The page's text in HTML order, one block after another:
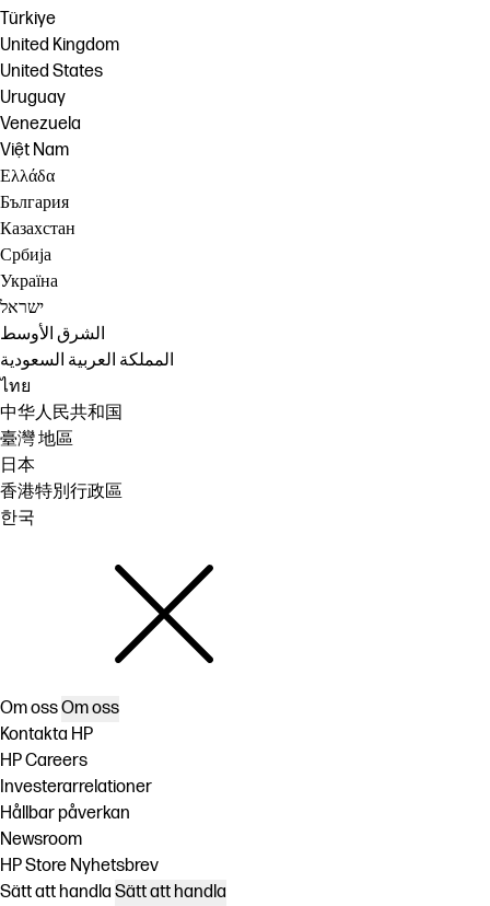
Türkiye
United Kingdom
United States
Uruguay
Venezuela
Việt Nam
Ελλάδα
България
Казахстан
Србија
Україна
ישראל
الشرق الأوسط
المملكة العربية السعودية
ไทย
中华人民共和国
臺灣 地區
日本
香港特別行政區
한국
Om ossOm oss
Kontakta HP
HP Careers
Investerarrelationer
Hållbar påverkan
Newsroom
HP Store Nyhetsbrev
Sätt att handla Sätt att handla